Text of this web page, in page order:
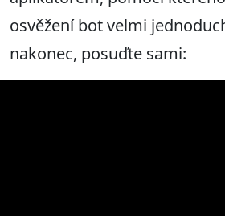
osvěžení bot velmi
nakonec, posuďte sami: